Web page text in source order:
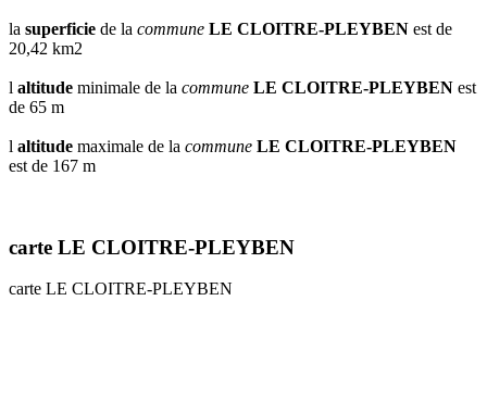
la superficie de la commune LE CLOITRE-PLEYBEN est de
20,42 km2
l altitude minimale de la commune LE CLOITRE-PLEYBEN est
de 65 m
l altitude maximale de la commune LE CLOITRE-PLEYBEN
est de 167 m
carte LE CLOITRE-PLEYBEN
carte LE CLOITRE-PLEYBEN